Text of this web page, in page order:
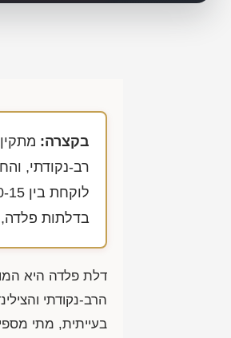
בקצרה:
לוקחת בין 30-15 דקות ועולה
בדלתות
דלת פלדה היא
הרב-נקודתי
בעייתית, מתי